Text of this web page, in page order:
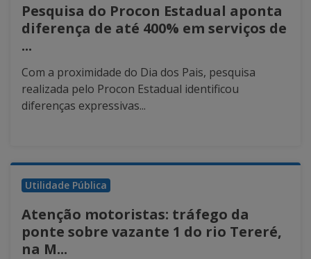
Pesquisa do Procon Estadual aponta
diferença de até 400% em serviços de
...
Com a proximidade do Dia dos Pais, pesquisa
realizada pelo Procon Estadual identificou
diferenças expressivas...
Utilidade Pública
Atenção motoristas: tráfego da
ponte sobre vazante 1 do rio Tereré,
na M...